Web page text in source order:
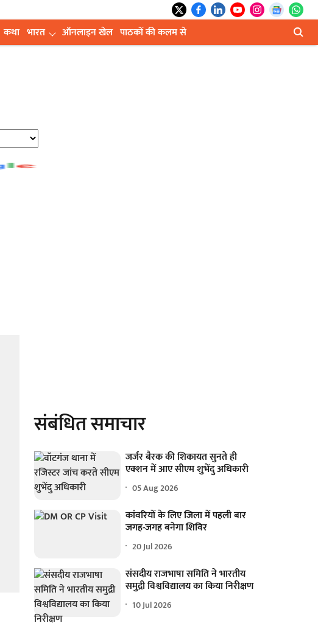
कथा भारत ऑनलाइन खेल पाठकों की कलम से
संबंधित समाचार
जर्जर बैरक की शिकायत सुनते ही
एक्शन में आए सीएम शुभेंदु अधिकारी
05 Aug 2026
कांवरियों के लिए जिला में पहली बार
जगह-जगह बनेगा शिविर
20 Jul 2026
संसदीय राजभाषा समिति ने भारतीय
समुद्री विश्वविद्यालय का किया निरीक्षण
10 Jul 2026